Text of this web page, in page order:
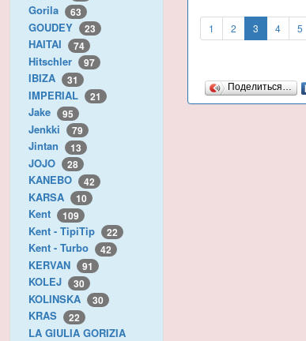
Gorila 63
GOUDEY 23
HAITAI 74
Hitschler 97
IBIZA 31
IMPERIAL 21
Jake 95
Jenkki 79
Jintan 13
JOJO 28
KANEBO 42
KARSA 10
Kent 109
Kent - TipiTip 22
Kent - Turbo 42
KERVAN 91
KOLEJ 30
KOLINSKA 30
KRAS 22
LA GIULIA GORIZIA
1 2 3 4 5
Поделиться…